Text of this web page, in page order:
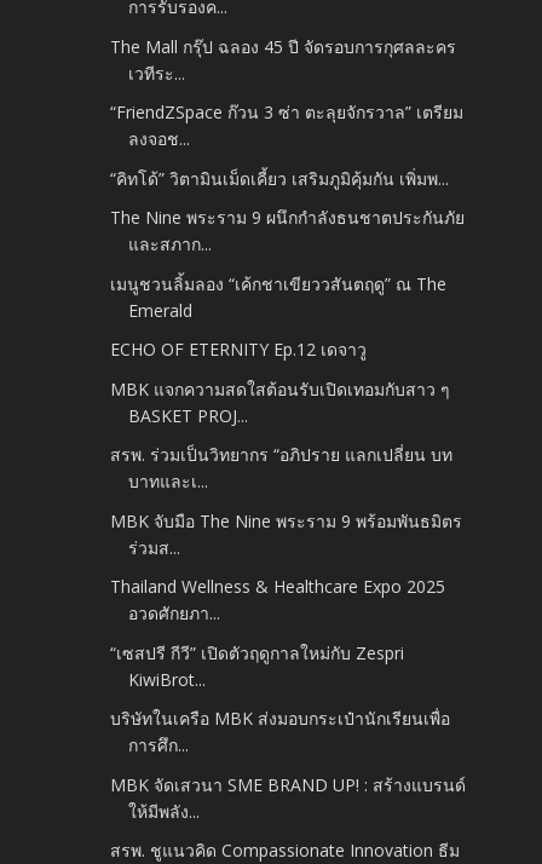
การรับรองค...
The Mall กรุ๊ป ฉลอง 45 ปี จัดรอบการกุศลละคร
เวทีระ...
“FriendZSpace ก๊วน 3 ซ่า ตะลุยจักรวาล” เตรียม
ลงจอช...
“คิทโด้” วิตามินเม็ดเคี้ยว เสริมภูมิคุ้มกัน เพิ่มพ...
The Nine พระราม 9 ผนึกกำลังธนชาตประกันภัย
และสภาก...
เมนูชวนลิ้มลอง “เค้กชาเขียววสันตฤดู” ณ The
Emerald
ECHO OF ETERNITY Ep.12 เดจาวู
MBK แจกความสดใสต้อนรับเปิดเทอมกับสาว ๆ
BASKET PROJ...
สรพ. ร่วมเป็นวิทยากร “อภิปราย แลกเปลี่ยน บท
บาทและเ...
MBK จับมือ The Nine พระราม 9 พร้อมพันธมิตร
ร่วมส...
Thailand Wellness & Healthcare Expo 2025
อวดศักยภา...
“เซสปรี กีวี” เปิดตัวฤดูกาลใหม่กับ Zespri
KiwiBrot...
บริษัทในเครือ MBK ส่งมอบกระเป๋านักเรียนเพื่อ
การศึก...
MBK จัดเสวนา SME BRAND UP! : สร้างแบรนด์
ให้มีพลัง...
สรพ. ชูแนวคิด Compassionate Innovation ธีม